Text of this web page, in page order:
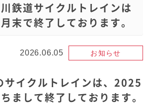
川鉄道サイクルトレインは
末で終了しております。
2026.06.05 お知らせ
サイクルトレインは、2025
まして終了しております。